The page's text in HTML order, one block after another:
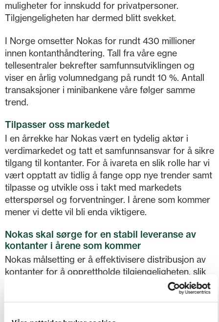
muligheter for innskudd for privatpersoner.
Tilgjengeligheten har dermed blitt svekket.
I Norge omsetter Nokas for rundt 430 millioner
innen kontanthåndtering. Tall fra våre egne
tellesentraler bekrefter samfunnsutviklingen og
viser en årlig volumnedgang på rundt 10 %. Antall
transaksjoner i minibankene våre følger samme
trend.
Tilpasser oss markedet
I en årrekke har Nokas vært en tydelig aktør i
verdimarkedet og tatt et samfunnsansvar for å sikre
tilgang til kontanter. For å ivareta en slik rolle har vi
vært opptatt av tidlig å fange opp nye trender samt
tilpasse og utvikle oss i takt med markedets
etterspørsel og forventninger. I årene som kommer
mener vi dette vil bli enda viktigere.
Nokas skal sørge for en stabil leveranse av
kontanter i årene som kommer
Nokas målsetting er å effektivisere distribusjon av
kontanter for å opprettholde tilgjengeligheten, slik
at tilbudet til markedet etterlever lovpålagte krav.
For kunder som ønsker seg en partner som kan ta